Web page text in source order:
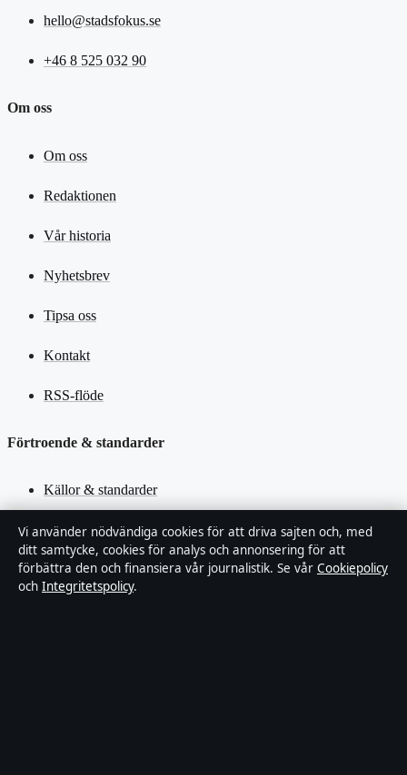
hello@stadsfokus.se
+46 8 525 032 90
Om oss
Om oss
Redaktionen
Vår historia
Nyhetsbrev
Tipsa oss
Kontakt
RSS-flöde
Förtroende & standarder
Källor & standarder
Redaktionell policy
Rättelsepolicy
Vi använder nödvändiga cookies för att driva sajten och, med
ditt samtycke, cookies för analys och annonsering för att
förbättra den och finansiera vår journalistik. Se vår Cookiepolicy
och Integritetspolicy.